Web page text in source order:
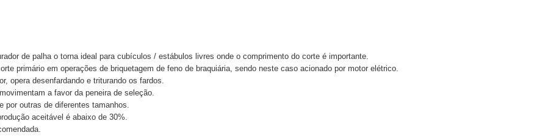
de palha o torna ideal para cubículos / estábulos livres onde o comprimento do corte é importante.
primário em operações de briquetagem de feno de braquiária, sendo neste caso acionado por motor elétrico.
opera desenfardando e triturando os fardos.
a favor da peneira de seleção.
por outras de diferentes tamanhos.
aceitável é abaixo de 30%.